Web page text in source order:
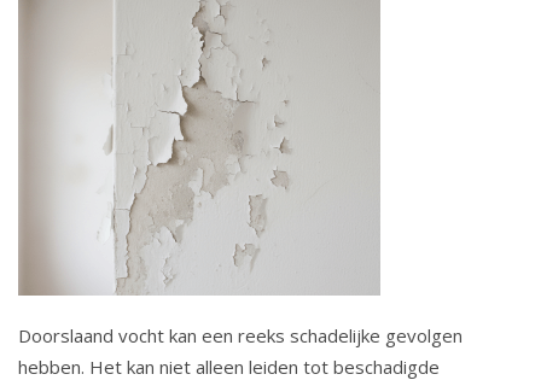
Doorslaand vocht kan een reeks schadelijke gevolgen
hebben. Het kan niet alleen leiden tot beschadigde